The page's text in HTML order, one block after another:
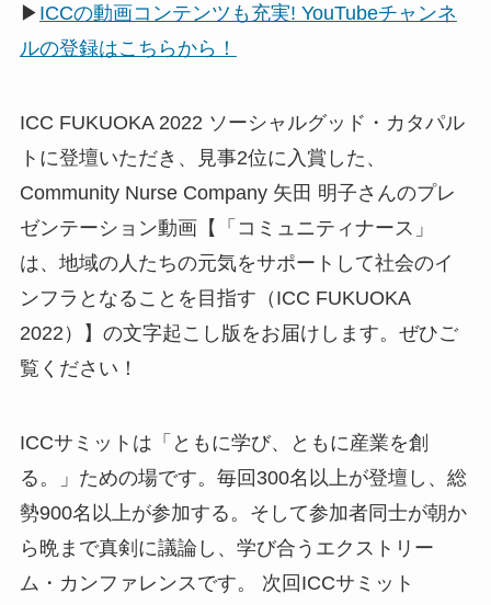
▶ ICCの動画コンテンツも充実! YouTubeチャンネ
ルの登録はこちらから！
ICC FUKUOKA 2022 ソーシャルグッド・カタパル
トに登壇いただき、見事2位に入賞した、
Community Nurse Company 矢田 明子さんのプレ
ゼンテーション動画【「コミュニティナース」
は、地域の人たちの元気をサポートして社会のイ
ンフラとなることを目指す（ICC FUKUOKA
2022）】の文字起こし版をお届けします。ぜひご
覧ください！
ICCサミットは「ともに学び、ともに産業を創
る。」ための場です。毎回300名以上が登壇し、総
勢900名以上が参加する。そして参加者同士が朝か
ら晩まで真剣に議論し、学び合うエクストリー
ム・カンファレンスです。 次回ICCサミット